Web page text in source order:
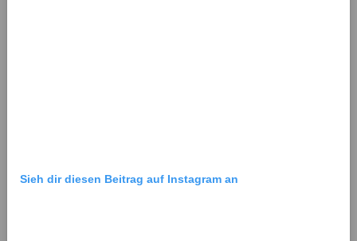
Sieh dir diesen Beitrag auf Instagram an